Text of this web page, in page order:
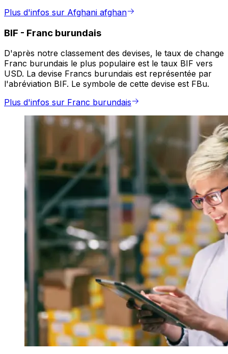
Plus d'infos sur Afghani afghan
BIF - Franc burundais
D'après notre classement des devises, le taux de change
Franc burundais le plus populaire est le taux BIF vers
USD. La devise Francs burundais est représentée par
l'abréviation BIF. Le symbole de cette devise est FBu.
Plus d'infos sur Franc burundais